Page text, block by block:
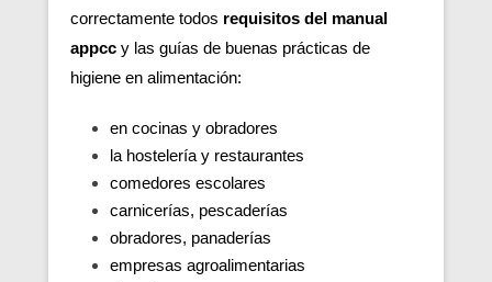
correctamente todos requisitos del manual
appcc y las guías de buenas prácticas de
higiene en alimentación:
en cocinas y obradores
la hostelería y restaurantes
comedores escolares
carnicerías, pescaderías
obradores, panaderías
empresas agroalimentarias